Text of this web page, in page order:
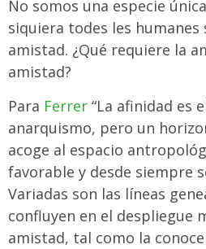
No somos una especie
siquiera todes les humanes
amistad. ¿Qué requiere la
amistad?
Para Ferrer “La afinidad es
anarquismo, pero un
acoge al espacio
favorable y desde siempre
Variadas son las líneas
confluyen en el despliegue
amistad, tal como la